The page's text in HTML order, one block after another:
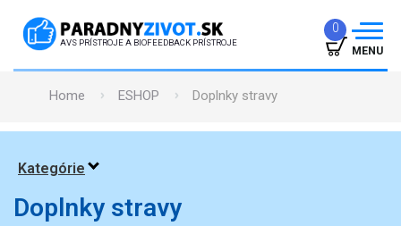
AVS PRÍSTROJE A BIOFEEDBACK PRÍSTROJE
MENU
SKÚSENOSTI
0
Home ESHOP Doplnky stravy
Kategórie
Doplnky stravy